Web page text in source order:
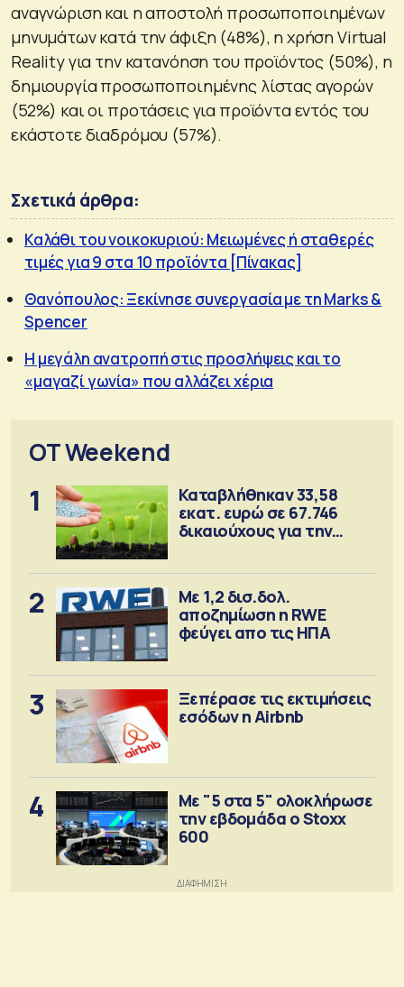
αναγνώριση και η αποστολή προσωποποιημένων
μηνυμάτων κατά την άφιξη (48%), η χρήση Virtual
Reality για την κατανόηση του προϊόντος (50%), η
δημιουργία προσωποποιημένης λίστας αγορών
(52%) και οι προτάσεις για προϊόντα εντός του
εκάστοτε διαδρόμου (57%).
Σχετικά άρθρα:
Καλάθι του νοικοκυριού: Μειωμένες ή σταθερές
τιμές για 9 στα 10 προϊόντα [Πίνακας]
Θανόπουλος: Ξεκίνησε συνεργασία με τη Marks &
Spencer
Η μεγάλη ανατροπή στις προσλήψεις και το
«μαγαζί γωνία» που αλλάζει χέρια
OT Weekend
1
Καταβλήθηκαν 33,58
εκατ. ευρώ σε 67.746
δικαιούχους για την
2
Με 1,2 δισ.δολ.
αποζημίωση η RWE
φεύγει απο τις ΗΠΑ
3
Ξεπέρασε τις εκτιμήσεις
εσόδων η Airbnb
4
Με "5 στα 5" ολοκλήρωσε
την εβδομάδα ο Stoxx
600